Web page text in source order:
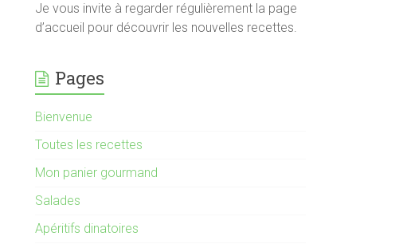
Je vous invite à regarder régulièrement la page
d’accueil pour découvrir les nouvelles recettes.
Pages
Bienvenue
Toutes les recettes
Mon panier gourmand
Salades
Apéritifs dinatoires